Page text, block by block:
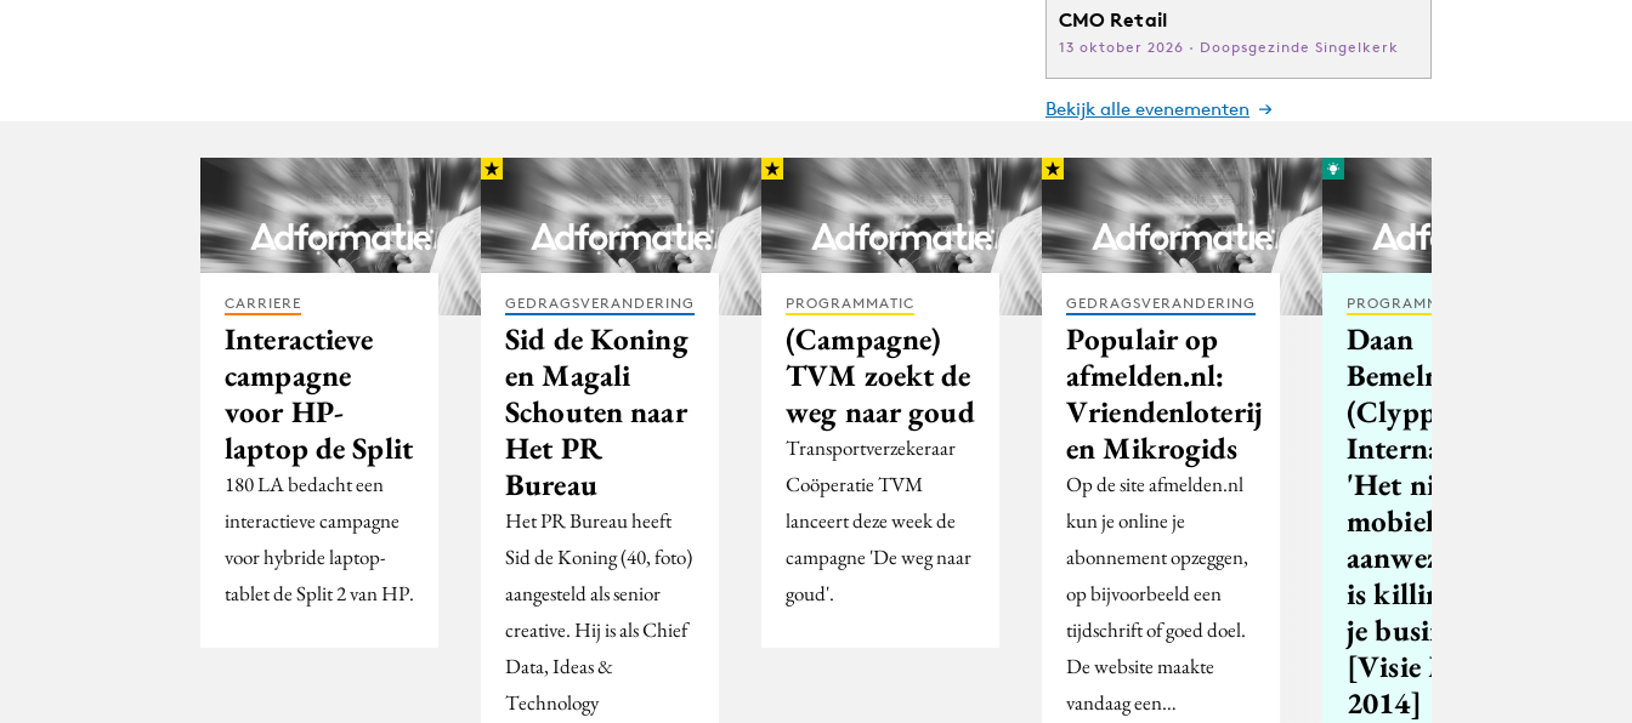
CMO Retail
13 oktober 2026 · Doopsgezinde Singelkerk
Bekijk alle evenementen
CARRIERE
Interactieve
campagne
voor HP-
laptop de Split
180 LA bedacht een
interactieve campagne
voor hybride laptop-
tablet de Split 2 van HP.
GEDRAGSVERANDERING
Sid de Koning
en Magali
Schouten naar
Het PR
Bureau
Het PR Bureau heeft
Sid de Koning (40, foto)
aangesteld als senior
creative. Hij is als Chief
Data, Ideas &
Technology
PROGRAMMATIC
(Campagne)
TVM zoekt de
weg naar goud
Transportverzekeraar
Coöperatie TVM
lanceert deze week de
campagne 'De weg naar
goud'.
GEDRAGSVERANDERING
Populair op
afmelden.nl:
Vriendenloterij
en Mikrogids
Op de site afmelden.nl
kun je online je
abonnement opzeggen,
op bijvoorbeeld een
tijdschrift of goed doel.
De website maakte
vandaag een…
PROGRAMMATIC
Daan
Bemelmans
(Clypper
International):
'Het niet
mobiel
aanwezig zijn
is killing voor
je business'
[Visie Mobile
2014]